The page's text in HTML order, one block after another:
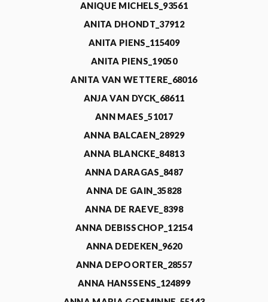
ANIQUE MICHELS_93561
ANITA DHONDT_37912
ANITA PIENS_115409
ANITA PIENS_19050
ANITA VAN WETTERE_68016
ANJA VAN DYCK_68611
ANN MAES_51017
ANNA BALCAEN_28929
ANNA BLANCKE_84813
ANNA DARAGAS_8487
ANNA DE GAIN_35828
ANNA DE RAEVE_8398
ANNA DEBISSCHOP_12154
ANNA DEDEKEN_9620
ANNA DEPOORTER_28557
ANNA HANSSENS_124899